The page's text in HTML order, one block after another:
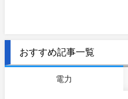
おすすめ記事一覧
電力